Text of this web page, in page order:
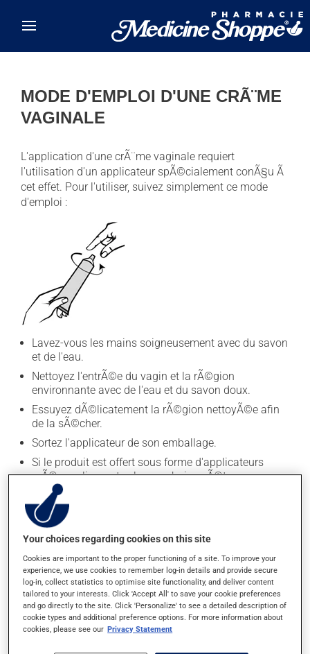
MODE D'EMPLOI D'UNE CRÃ¨ME
VAGINALE
L'application d'une crÃ¨me vaginale requiert
l'utilisation d'un applicateur spÃ©cialement conÃ§u Ã
cet effet. Pour l'utiliser, suivez simplement ce mode
d'emploi :
Lavez-vous les mains soigneusement avec du savon
et de l'eau.
Nettoyez l'entrÃ©e du vagin et la rÃ©gion
environnante avec de l'eau et du savon doux.
Essuyez dÃ©licatement la rÃ©gion nettoyÃ©e afin
de la sÃ©cher.
Sortez l'applicateur de son emballage.
Si le produit est offert sous forme d'applicateurs
prÃ©remplis, sautez les prochaines Ã©tapes.
Si vous devez prÃ©parer vous-mÃªme l'applicateur,
il est possible que vous ayez Ã percer l'embout du
Your choices regarding cookies on this site
Cookies are important to the proper functioning of a site. To improve your
experience, we use cookies to remember log-in details and provide secure
log-in, collect statistics to optimise site functionality, and deliver content
tailored to your interests. Click 'Accept All' to save your cookie preferences
and go directly to the site. Click 'Personalize' to see a detailed description of
cookie types and additional preference options. For more information about
cookies, please see our Privacy Statement